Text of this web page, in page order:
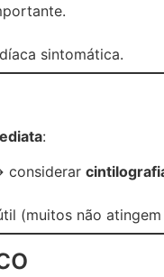
sintomática.
:
considerar
(muitos não